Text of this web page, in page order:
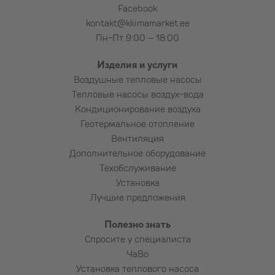
дополнительную плату:
Подставка (рама) для наземного
Каменная плита под наружный блок
Коробы для труб и проводов большей
длины
Подведение электропитания к
устройству
Установка автомата в электрощиток и
прокладка кабеля до устройства
Пользование подъёмником
Алмазное сверление армированного
бетона, бутового камня, плитняка,
красного кирпича и т. п. (по
договорённости)
Facebook
kontakt@kliimamarket.ee
Пн-Пт 9:00 – 18:00
Изделия и услуги
Воздушные тепловые насосы
Тепловые насосы воздух-вода
Кондиционирование воздуха
Геотермальное отопление
Вентиляция
Дополнительное оборудование
Техобслуживание
Установка
Лучшие предложения
Полезно знать
Спросите у специалиста
ЧаВо
Установка теплового насоса